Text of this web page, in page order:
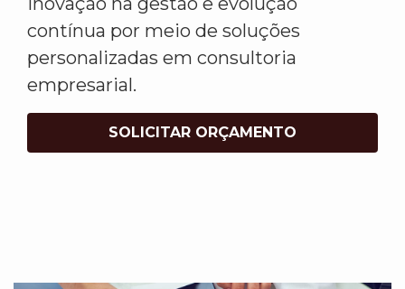
contínua por meio de soluções
personalizadas em consultoria
empresarial.
SOLICITAR ORÇAMENTO